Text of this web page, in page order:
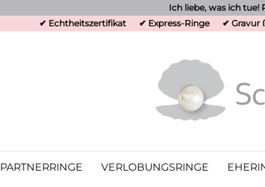
Ich liebe, was ich tue!
✔ Echtheitszertifikat
✔ Express-Ringe ✔ Gravur
PARTNERRINGE VERLOBUNGSRINGE